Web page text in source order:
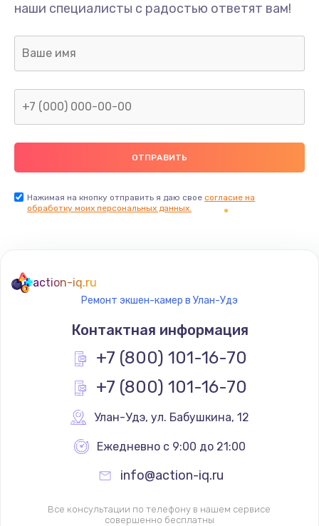
1300 руб.
Заказать
Ремонт капиллярной трубки
400 руб.
Заказать
Замена термостата
1200 руб.
Заказать
Замена реле
Замена термопредохранителя
700 руб.
Заказать
наши специалисты с радостью ответят вам!
Нажимая на кнопку отправить я даю свое согласие на
обработку моих персональных данных.
action-iq.ru
Ремонт экшен-камер в Улан-Удэ
Контактная информация
+7 (800) 101-16-70
+7 (800) 101-16-70
Улан-Удэ, ул. Бабушкина, 12
Ежедневно с 9:00 до 21:00
info@action-iq.ru
Все консультации по телефону в нашем сервисе
совершенно бесплатны